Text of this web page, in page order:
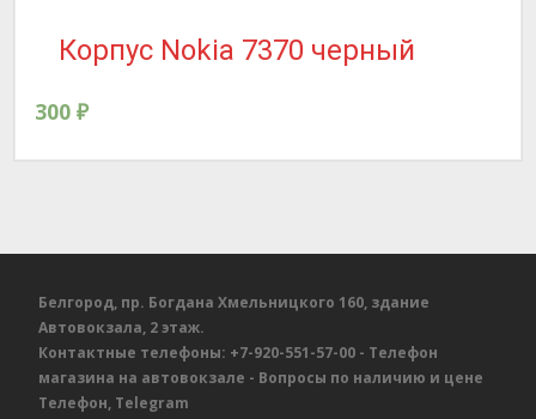
Корпус Nokia 7370 черный
300 ₽
Белгород, пр. Богдана Хмельницкого 160, здание
Автовокзала, 2 этаж.
Контактные телефоны: +7-920-551-57-00 - Телефон
магазина на автовокзале - Вопросы по наличию и цене
Телефон, Telegram